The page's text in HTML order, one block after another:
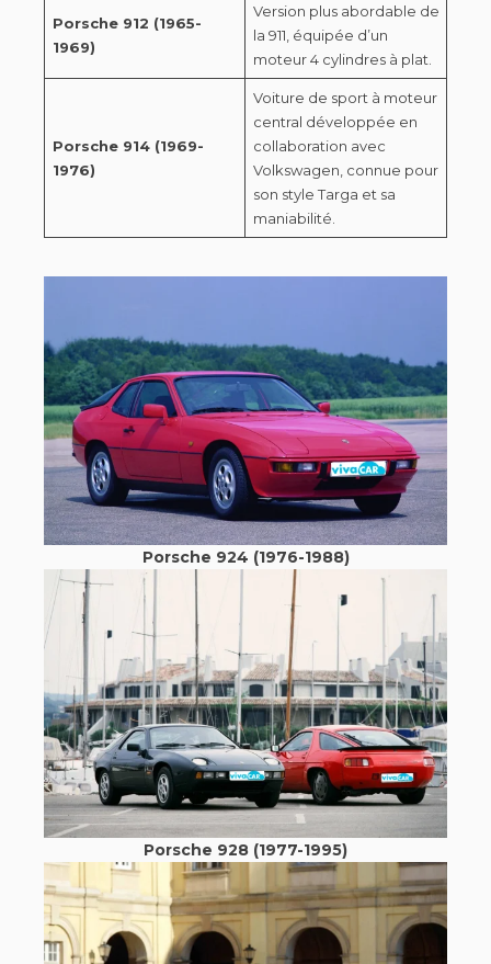
Porsche 912 (1965-
1969)
Version plus abordable de
la 911, équipée d’un
moteur 4 cylindres à plat.
Porsche 914 (1969-
1976)
Voiture de sport à moteur
central développée en
collaboration avec
Volkswagen, connue pour
son style Targa et sa
maniabilité.
Porsche 924 (1976-1988)
Porsche 928 (1977-1995)